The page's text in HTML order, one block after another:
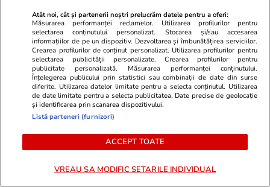
Citește mai multe
TRENDING
Știri Externe 14:27
Ce este OXY, proiectul de 300 de milioane de
român: 120 de apartamente și 316 camere de
Atât noi, cât și partenerii noștri prelucrăm datele pentru a oferi:
Măsurarea performanței reclamelor. Utilizarea profilurilor pentru
selectarea conținutului personalizat. Stocarea și/sau accesarea
informațiilor de pe un dispozitiv. Dezvoltarea și îmbunătățirea serviciilor.
Crearea profilurilor de conținut personalizat. Utilizarea profilurilor pentru
selectarea publicității personalizate. Crearea profilurilor pentru
publicitate personalizată. Măsurarea performanței conținutului.
Înțelegerea publicului prin statistici sau combinații de date din surse
diferite. Utilizarea datelor limitate pentru a selecta conținutul. Utilizarea
de date limitate pentru a selecta publicitatea. Date precise de geolocație
și identificarea prin scanarea dispozitivului.
Listă parteneri (furnizori)
ACCEPT TOATE
VREAU SA MODIFIC SETARILE INDIVIDUAL